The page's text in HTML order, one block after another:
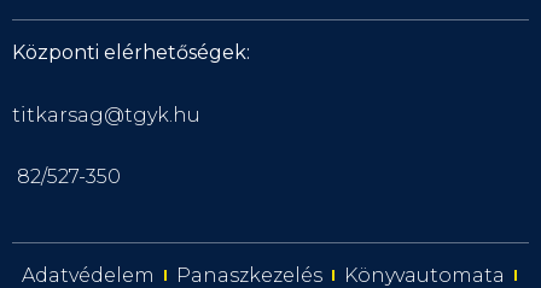
Központi elérhetőségek:
titkarsag@tgyk.hu
82/527-350
Adatvédelem Panaszkezelés
Könyvautomata